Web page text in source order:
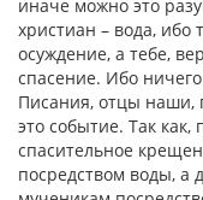
иначе можно это
христиан – вода, ибо
осуждение, а тебе,
спасение. Ибо
Писания, отцы наши,
это событие. Так
спасительное
посредством воды, а